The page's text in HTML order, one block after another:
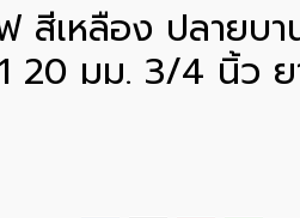
สีเหลือง ปลายบ
20 มม. 3/4 นิ้ว ย